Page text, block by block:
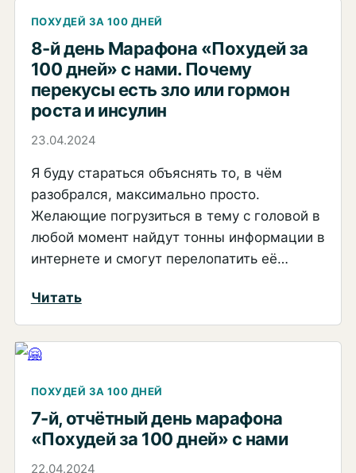
марафона
«Похудей
за
10
дней»
с
Для
кого
Марафон
для
кого
будущая
ПОХУДЕЙ ЗА 100 ДНЕЙ
8-й день Марафона «Похудей за
100 дней» с нами. Почему
перекусы есть зло или гормон
роста и инсулин
23.04.2024
Я буду стараться объяснять то, в чём
разобрался, максимально просто.
Желающие погрузиться в тему с головой в
любой момент найдут тонны информации в
интернете и смогут перелопатить её…
Читать:
й
Марафона
«Похудей
за
ПОХУДЕЙ ЗА 100 ДНЕЙ
7-й, отчётный день марафона
«Похудей за 100 дней» с нами
22.04.2024